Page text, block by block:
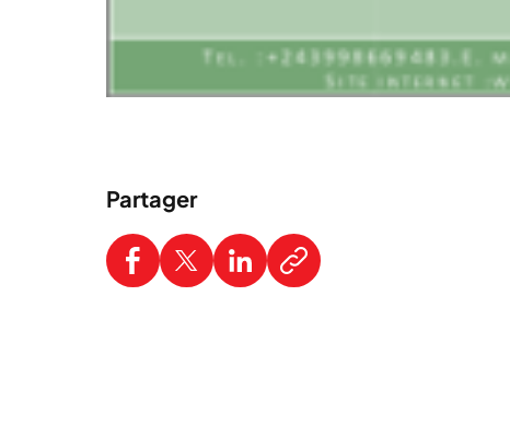
Partager